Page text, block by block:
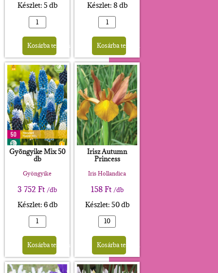
Készlet: 5 db
Kosárba teszem
Alternative:
Készlet: 8 db
Kosárba teszem
Gyöngyike Mix 50
db
Gyöngyike
3 752Ft /db
Készlet: 6 db
Kosárba teszem
Alternative:
Irisz Autumn
Princess
Iris Hollandica
158Ft /db
Készlet: 50 db
Kosárba teszem